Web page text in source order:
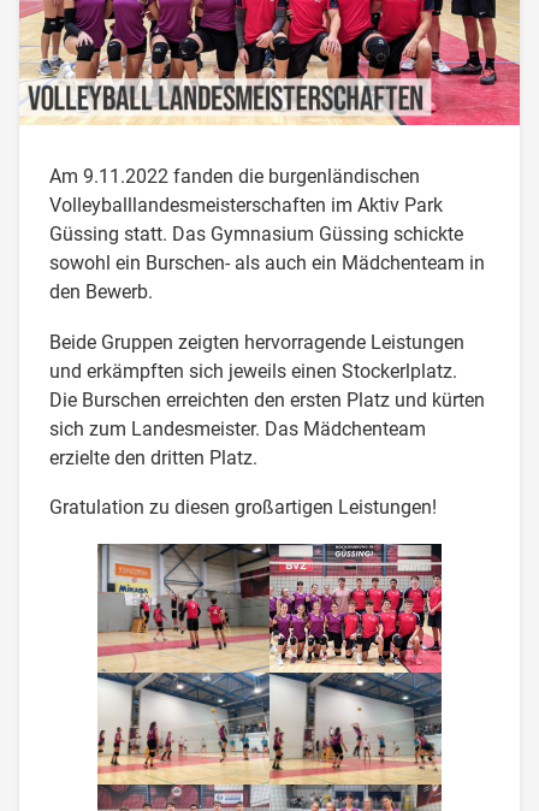
Am 9.11.2022 fanden die burgenländischen
Volleyballlandesmeisterschaften im Aktiv Park
Güssing statt. Das Gymnasium Güssing schickte
sowohl ein Burschen- als auch ein Mädchenteam in
den Bewerb.
Beide Gruppen zeigten hervorragende Leistungen
und erkämpften sich jeweils einen Stockerlplatz.
Die Burschen erreichten den ersten Platz und kürten
sich zum Landesmeister. Das Mädchenteam
erzielte den dritten Platz.
Gratulation zu diesen großartigen Leistungen!